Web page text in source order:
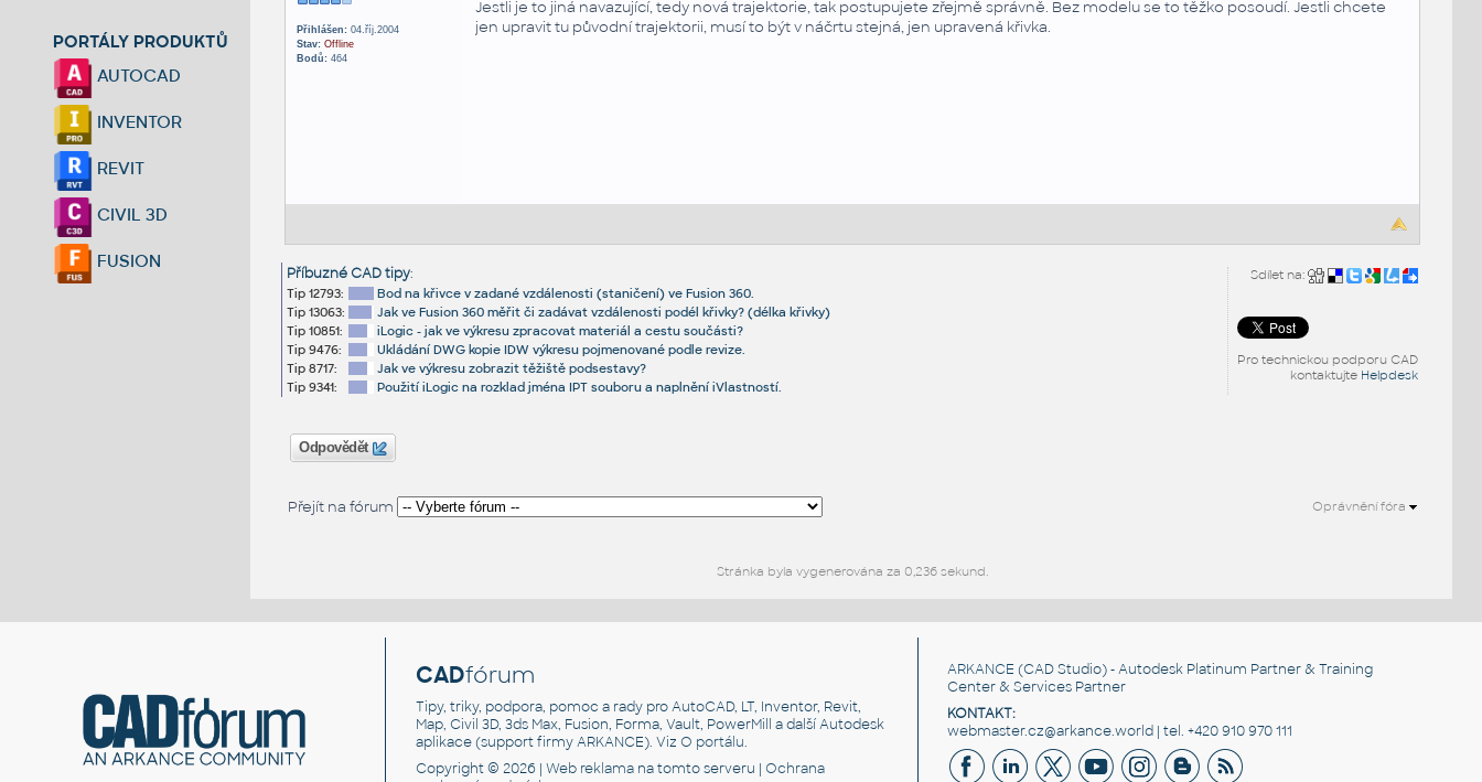
PORTÁLY PRODUKTŮ
AUTOCAD
INVENTOR
REVIT
CIVIL 3D
FUSION
Přihlášen:04.říj.2004
Stav: Offline
Bodů:464
Jestli je to jiná navazující, tedy nová trajektorie, tak postupujete zřejmě správně. Bez modelu se to těžko posoudí. Jestli chcete
jen upravit tu původní trajektorii, musí to být v náčrtu stejná, jen upravená křivka.
Sdílet na:
Pro technickou podporu CAD
kontaktujte Helpdesk
Příbuzné CAD tipy:
Tip 12793:
Bod na křivce v zadané vzdálenosti (staničení) ve Fusion 360.
Tip 13063:
Jak ve Fusion 360 měřit či zadávat vzdálenosti podél křivky? (délka křivky)
Tip 10851:
iLogic - jak ve výkresu zpracovat materiál a cestu součásti?
Tip 9476:
Ukládání DWG kopie IDW výkresu pojmenované podle revize.
Tip 8717:
Jak ve výkresu zobrazit těžiště podsestavy?
Tip 9341:
Použití iLogic na rozklad jména IPT souboru a naplnění iVlastností.
Odpovědět
Přejít na fórum Oprávnění fóra
Stránka byla vygenerována za 0,236 sekund.
CADfórum
Tipy, triky, podpora, pomoc a rady pro AutoCAD, LT, Inventor, Revit,
Map, Civil 3D, 3ds Max, Fusion, Forma, Vault, PowerMill a další Autodesk
aplikace (support firmy ARKANCE). VizO portálu.
Copyright © 2026 |Web reklama na tomto serveru |Ochrana
ARKANCE (CAD Studio) - Autodesk Platinum Partner & Training
Center & Services Partner
KONTAKT:
webmaster.cz@arkance.world | tel. +420 910 970 111